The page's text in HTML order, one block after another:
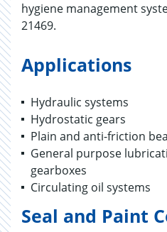
hygiene management
21469.
Applications
Hydraulic systems
Hydrostatic gears
Plain and anti-friction
General purpose
gearboxes
Circulating oil systems
Seal and Paint